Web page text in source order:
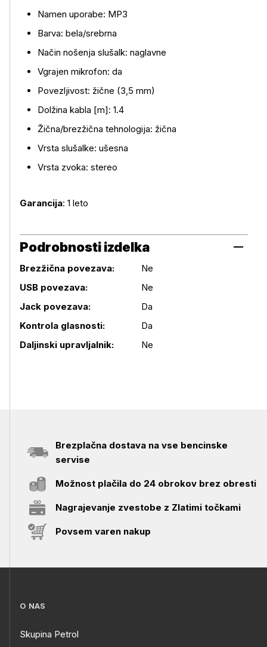
Namen uporabe: MP3
Barva: bela/srebrna
Način nošenja slušalk: naglavne
Vgrajen mikrofon: da
Povezljivost: žične (3,5 mm)
Dolžina kabla [m]: 1.4
Žična/brezžična tehnologija: žična
Vrsta slušalke: ušesna
Vrsta zvoka: stereo
Garancija: 1 leto
Podrobnosti izdelka
Podrobnosti izdelka
Brezžična povezava:
Ne
USB povezava:
Ne
Jack povezava:
Da
Kontrola glasnosti:
Da
Daljinski upravljalnik:
Ne
Brezplačna dostava na vse bencinske
servise
Možnost plačila do 24 obrokov brez obresti
Nagrajevanje zvestobe z Zlatimi točkami
Povsem varen nakup
O NAS
Skupina Petrol